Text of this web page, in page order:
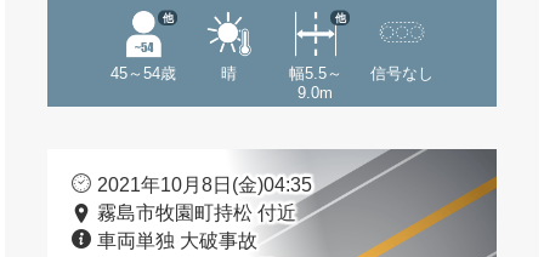
45～54歳
他
晴
幅5.5～
9.0m
他
信号なし
2021年10月8日(金)04:35
霧島市牧園町持松 付近
車両単独 大破事故